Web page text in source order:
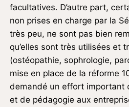
facultatives. D’autre part,
non prises en charge par la
très peu, ne sont pas bien
qu’elles sont très utilisées et
(ostéopathie, sophrologie,
mise en place de la réforme
demandé un effort important
et de pédagogie aux